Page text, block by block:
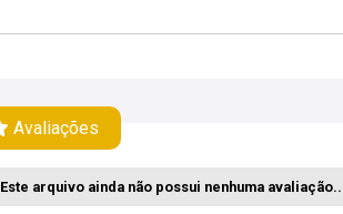
Avaliações
Este arquivo ainda não possui nenhuma